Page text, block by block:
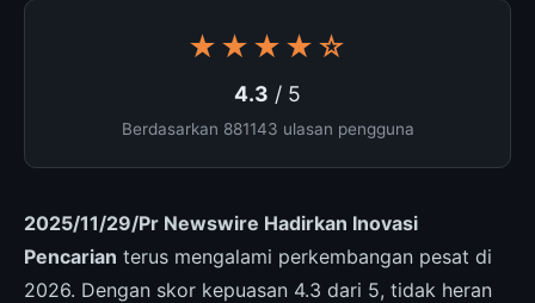
★★★★☆
4.3 / 5
Berdasarkan 881143 ulasan pengguna
2025/11/29/Pr Newswire Hadirkan Inovasi
Pencarian terus mengalami perkembangan pesat di
2026. Dengan skor kepuasan 4.3 dari 5, tidak heran